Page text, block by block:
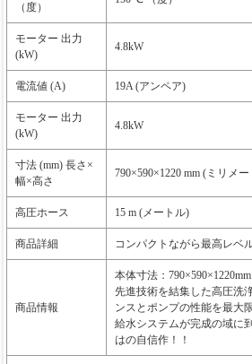
（度）
モーター 出力
(kW)
4.8kW
電流値 (A) 19A (アンペア)
モーター 出力
(kW)
4.8kW
寸法 (mm) 長さ×
幅×高さ
790×590×1220 mm (ミリメ
高圧ホース 15 m (メートル)
商品詳細 コンパクトながら最高レベ
商品情報
本体寸法：790×590×1220mm
先進技術を結集した高圧洗
ンスとポンプの性能を最大
給水システムが完成の域に
はの自信作！！